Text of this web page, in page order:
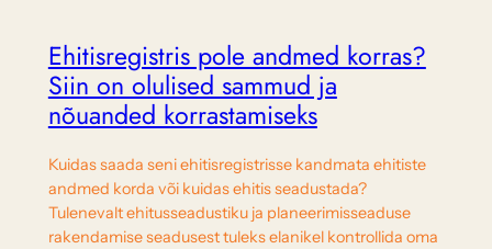
Ehitisregistris pole andmed korras?
Siin on olulised sammud ja
nõuanded korrastamiseks
Kuidas saada seni ehitisregistrisse kandmata ehitiste
andmed korda või kuidas ehitis seadustada?
Tulenevalt ehitusseadustiku ja planeerimisseaduse
rakendamise seadusest tuleks elanikel kontrollida oma